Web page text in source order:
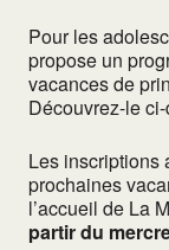
Pour les
propose un
vacances de
Découvrez-le
Les inscriptions
prochaines
l’accueil de La
partir du